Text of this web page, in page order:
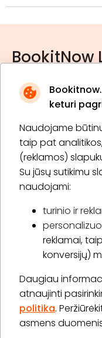
keturi
Naudojame
taip pat
(reklamos)
Su jūsų sutikimu
naudojami:
turinio ir
reklamai,
konversijų)
Daugiau
atnaujinti
politika.
asmens
BookitNow
* Susipažinau
Apie „BookitNow“
Informacija
„GERA DOVANA“